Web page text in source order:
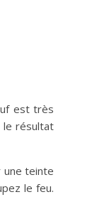
est très
le résultat
une teinte
le feu.